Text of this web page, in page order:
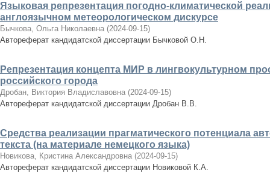
Языковая репрезентация погодно-климатической
англоязычном метеорологическом дискурсе
Бычкова, Ольга Николаевна (2024-09-15)
Автореферат кандидатской диссертации Бычковой О.Н.
Репрезентация концепта МИР в лингвокультурном
российского города
Дробан, Виктория Владиславовна (2024-09-15)
Автореферат кандидатской диссертации Дробан В.В.
Средства реализации прагматического потенциала
текста (на материале немецкого языка)
Новикова, Кристина Александровна (2024-09-15)
Автореферат кандидатской диссертации Новиковой К.А.